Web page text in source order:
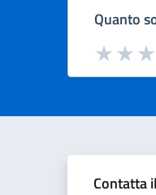
Quanto
Valuta da 1 a
Valuta
Valuta 1
Contatta